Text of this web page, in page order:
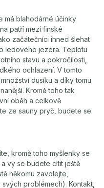
má blahodárné účinky
patří mezi finské
začátečníci ihned šlehat
ledového jezera. Teplotu
stavu a pokročilosti,
ochlazení. V tomto
dusíku a díky tomu
Kromě toho tak
oběh a celkově
ze sauny pryč, budete se
kromě toho myšlenky se
vy se budete cítit ještě
někomu zavolejte,
problémech). Kontakt,